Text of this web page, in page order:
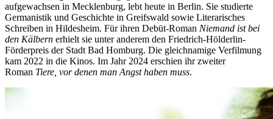
aufgewachsen in Mecklenburg, lebt heute in Berlin. Sie studierte
Germanistik und Geschichte in Greifswald sowie Literarisches
Schreiben in Hildesheim. Für ihren Debüt-Roman Niemand ist bei
den Kälbern erhielt sie unter anderem den Friedrich-Hölderlin-
Förderpreis der Stadt Bad Homburg. Die gleichnamige Verfilmung
kam 2022 in die Kinos. Im Jahr 2024 erschien ihr zweiter
Roman Tiere, vor denen man Angst haben muss.